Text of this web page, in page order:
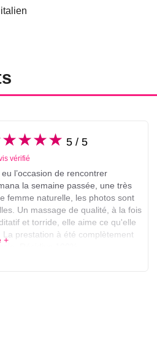
5 / 5
vérifié
eu l’occasion de rencontrer
la semaine passée, une très
femme naturelle, les photos sont
Un massage de qualité, à la fois
et torride, elle aime ce qu'elle
La prestation à été complètement
+